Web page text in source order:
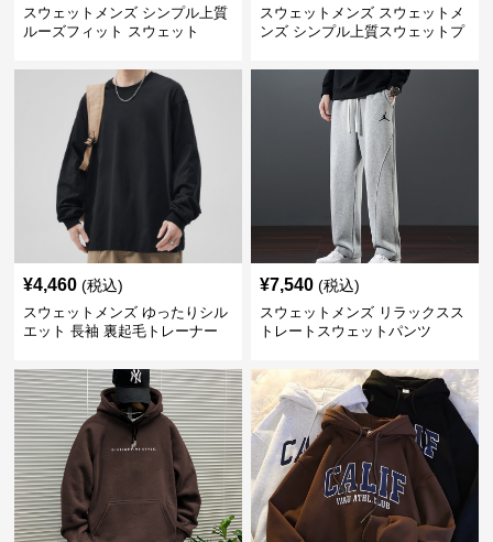
スウェットメンズ シンプル上質
ルーズフィット スウェット
スウェットメンズ スウェットメ
ンズ シンプル上質スウェットプ
¥4,460 (税込)
スウェットメンズ ゆったりシル
エット 長袖 裏起毛トレーナー
¥7,540 (税込)
スウェットメンズ リラックスス
トレートスウェットパンツ